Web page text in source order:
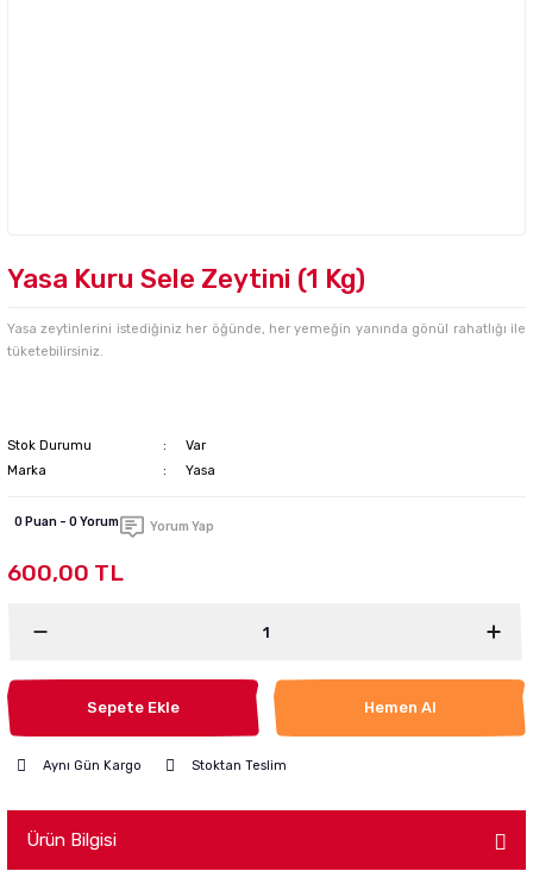
Yasa Kuru Sele Zeytini (1 Kg)
Yasa zeytinlerini istediğiniz her öğünde, her yemeğin yanında gönül rahatlığı ile
tüketebilirsiniz.
Stok Durumu
Var
Marka
Yasa
0 Puan - 0 Yorum Yorum Yap
600,00 TL
Sepete Ekle Hemen Al
Aynı Gün Kargo Stoktan Teslim
Ürün Bilgisi